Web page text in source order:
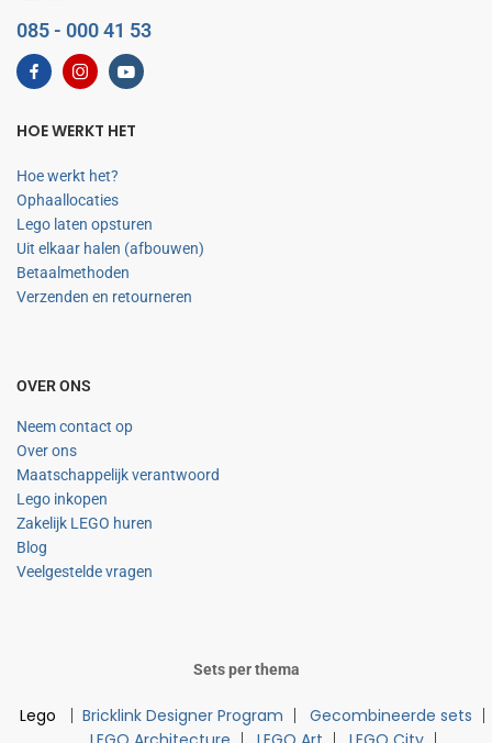
085 - 000 41 53
HOE WERKT HET
Hoe werkt het?
Ophaallocaties
Lego laten opsturen
Uit elkaar halen (afbouwen)
Betaalmethoden
Verzenden en retourneren
OVER ONS
Neem contact op
Over ons
Maatschappelijk verantwoord
Lego inkopen
Zakelijk LEGO huren
Blog
Veelgestelde vragen
Sets per thema
Lego Bricklink Designer Program
Gecombineerde sets